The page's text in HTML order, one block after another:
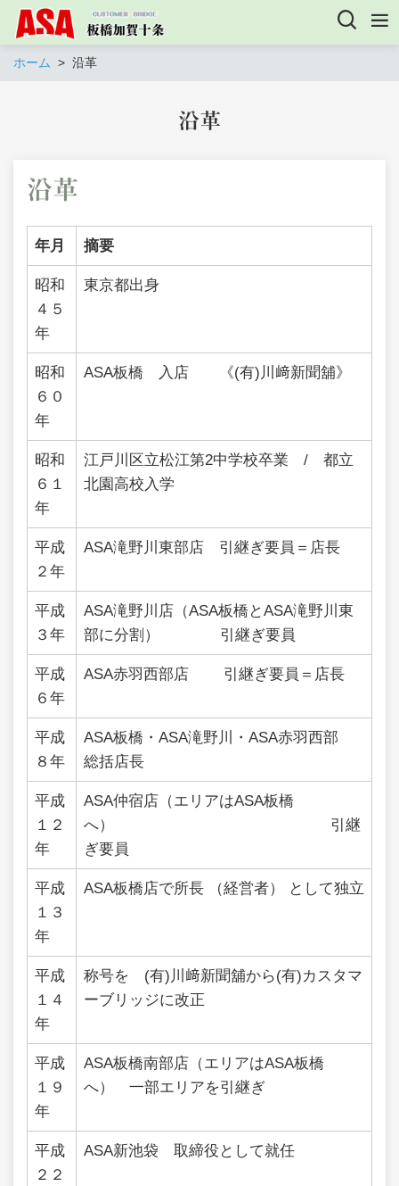
ホーム 沿革
沿革
沿革
年月 摘要
昭和
４５
年
東京都出身
昭和
６０
年
ASA板橋 入店 《(有)川﨑新聞舖》
昭和
６１
年
江戸川区立松江第2中学校卒業 / 都立
北園高校入学
平成
２年
ASA滝野川東部店 引継ぎ要員＝店長
平成
３年
ASA滝野川店（ASA板橋とASA滝野川東
部に分割） 引継ぎ要員
平成
６年
ASA赤羽西部店 引継ぎ要員＝店長
平成
８年
ASA板橋・ASA滝野川・ASA赤羽西部
総括店長
平成
１２
年
ASA仲宿店（エリアはASA板橋
へ） 引継
ぎ要員
平成
１３
年
ASA板橋店で所長 （経営者） として独立
平成
１４
年
称号を (有)川﨑新聞舖から(有)カスタマ
ーブリッジに改正
平成
１９
年
ASA板橋南部店（エリアはASA板橋
へ） 一部エリアを引継ぎ
平成
２２
ASA新池袋 取締役として就任